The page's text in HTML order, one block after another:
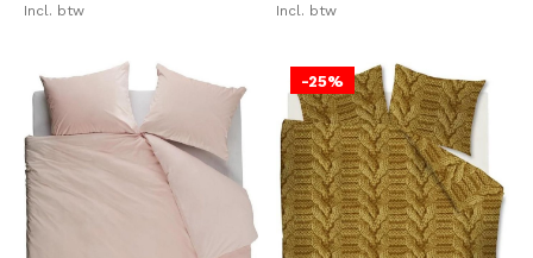
Incl. btw Incl. btw
-25%